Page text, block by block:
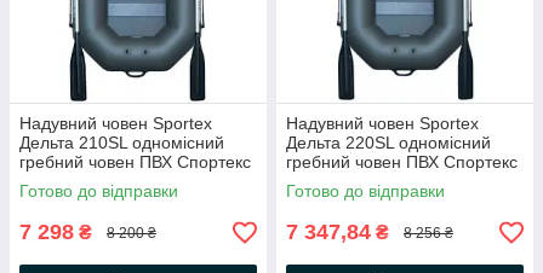
Надувний човен Sportex
Дельта 210SL одномісний
гребний човен ПВХ Спортекс
балони 34 слань-килимок
весла
Готово до відправки
7 298 ₴ 8 200 ₴
Надувний човен Sportex
Дельта 220SL одномісний
гребний човен ПВХ Спортекс
балони 34 слань-килимок
весла
Готово до відправки
7 347,84 ₴ 8 256 ₴